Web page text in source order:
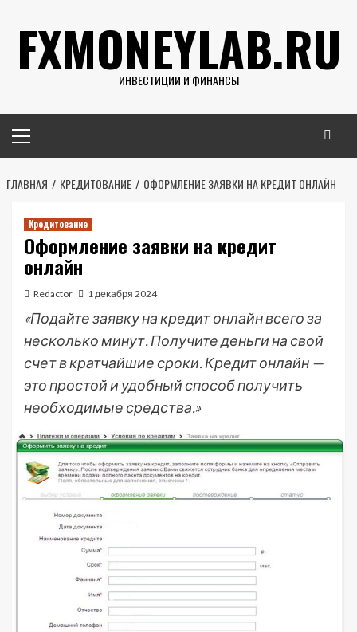
содержимому
FXMONEYLAB.RU
ИНВЕСТИЦИИ И ФИНАНСЫ
меню
ГЛАВНАЯ КРЕДИТОВАНИЕ ОФОРМЛЕНИЕ ЗАЯВКИ НА КРЕДИТ ОНЛАЙН
Кредитование
Оформление заявки на кредит
онлайн
Redactor 1 декабря 2024
«Подайте заявку на кредит онлайн всего за
несколько минут. Получите деньги на свой
счет в кратчайшие сроки. Кредит онлайн —
это простой и удобный способ получить
необходимые средства.»